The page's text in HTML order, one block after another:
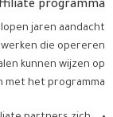
programma?
jaren aandacht
die opereren
kunnen wijzen op
met het programma.